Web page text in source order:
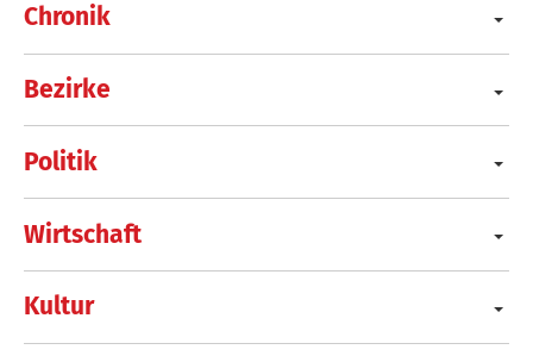
Chronik
Bezirke
Politik
Wirtschaft
Kultur